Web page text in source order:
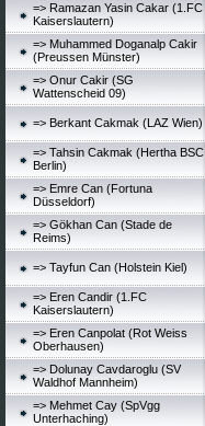
=> Ramazan Yasin Cakar (1.FC
Kaiserslautern)
=> Muhammed Doganalp Cakir
(Preussen Münster)
=> Onur Cakir (SG
Wattenscheid 09)
=> Berkant Cakmak (LAZ Wien)
=> Tahsin Cakmak (Hertha BSC
Berlin)
=> Emre Can (Fortuna
Düsseldorf)
=> Gökhan Can (Stade de
Reims)
=> Tayfun Can (Holstein Kiel)
=> Eren Candir (1.FC
Kaiserslautern)
=> Eren Canpolat (Rot Weiss
Oberhausen)
=> Dolunay Cavdaroglu (SV
Waldhof Mannheim)
=> Mehmet Cay (SpVgg
Unterhaching)